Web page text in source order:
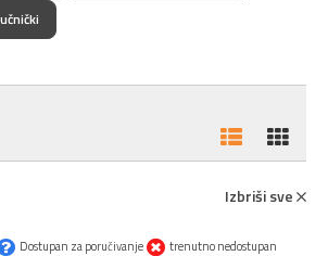
Izbriši sve
Dostupan za poručivanje
trenutno nedostupan